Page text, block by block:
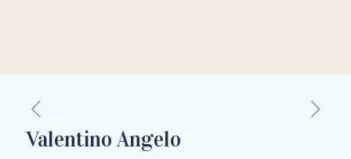
Valentino Angelo